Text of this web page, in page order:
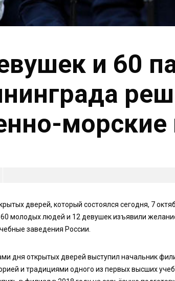
и 60
морские
дверей, который состоялся сегодня, 7
молодых людей и 12 девушек изъявили
заведения России.
дня открытых дверей выступил начальник
и традициями одного из первых высших